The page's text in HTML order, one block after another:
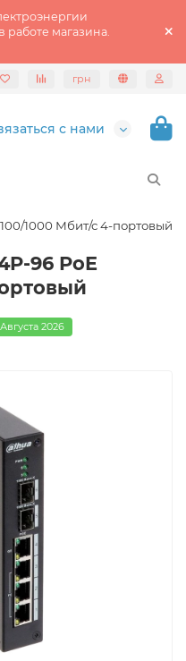
магазина.
грн
с нами
1000 Мбит/с 4-портовый
96 PoE
2026